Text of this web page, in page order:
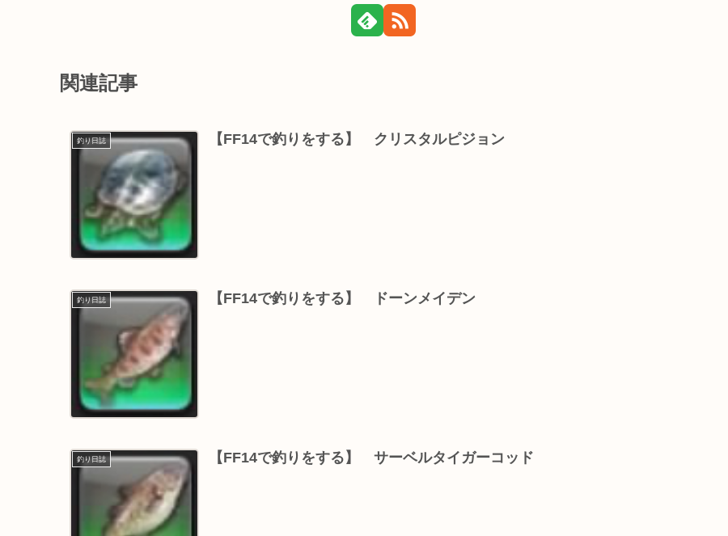
関連記事
釣り日誌 【FF14で釣りをする】 クリスタルピジョン
釣り日誌 【FF14で釣りをする】 ドーンメイデン
釣り日誌 【FF14で釣りをする】 サーベルタイガーコッド